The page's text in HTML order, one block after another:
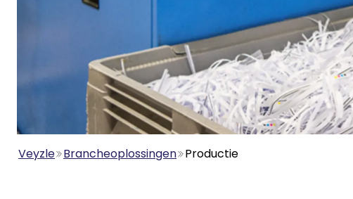
Veyzle Brancheoplossingen Productie